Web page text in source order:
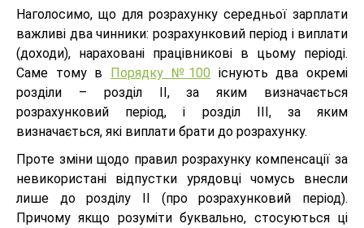
Наголосимо, що для розрахунку середньої зарплати
важливі два чинники: розрахунковий період і виплати
(доходи), нараховані працівникові в цьому періоді.
Саме тому в Порядку №100 існують два окремі
розділи – розділ ІІ, за яким визначається
розрахунковий період, і розділ ІІІ, за яким
визначається, які виплати брати до розрахунку.
Проте зміни щодо правил розрахунку компенсації за
невикористані відпустки урядовці чомусь внесли
лише до розділу ІІ (про розрахунковий період).
Причому якщо розуміти буквально, стосуються ці